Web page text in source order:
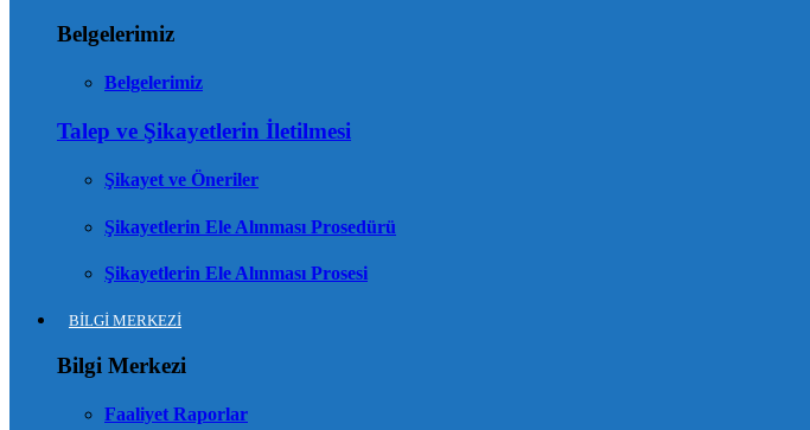
Belgelerimiz
Belgelerimiz
Talep ve Şikayetlerin İletilmesi
Şikayet ve Öneriler
Şikayetlerin Ele Alınması Prosedürü
Şikayetlerin Ele Alınması Prosesi
BİLGİ MERKEZİ
Bilgi Merkezi
Faaliyet Raporlar